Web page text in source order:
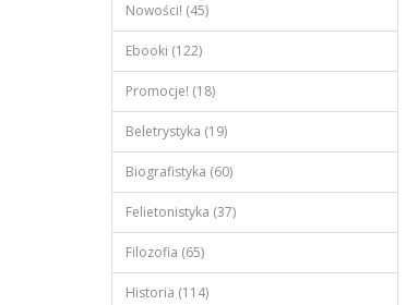
Nowości! (45)
Ebooki (122)
Promocje! (18)
Beletrystyka (19)
Biografistyka (60)
Felietonistyka (37)
Filozofia (65)
Historia (114)